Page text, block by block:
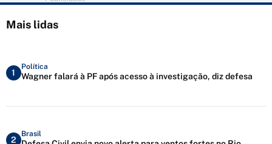
Mais lidas
1
Política
Wagner falará à PF após acesso à investigação, diz defesa
2
Brasil